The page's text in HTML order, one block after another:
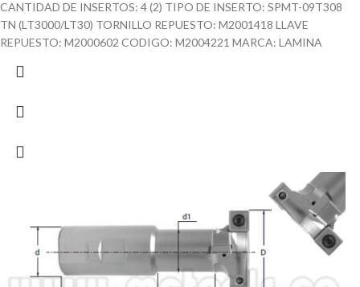
CANTIDAD DE INSERTOS: 4 (2) TIPO DE INSERTO: SPMT-09T308
TN (LT3000/LT30) TORNILLO REPUESTO: M2001418 LLAVE
REPUESTO: M2000602 CODIGO: M2004221 MARCA: LAMINA